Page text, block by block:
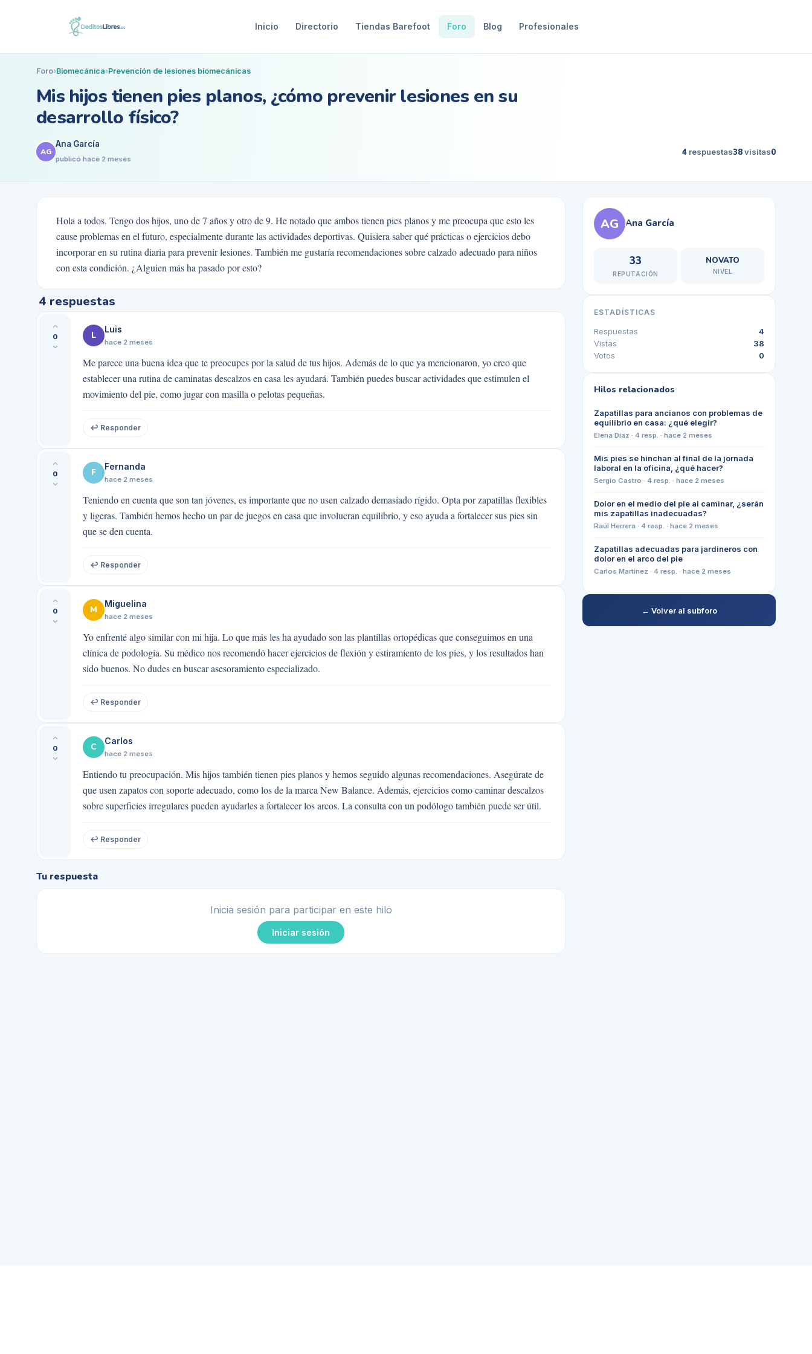
Inicio Directorio Tiendas Barefoot Foro Blog Profesionales
Foro›Biomecánica›Prevención de lesiones biomecánicas
Mis hijos tienen pies planos, ¿cómo prevenir lesiones en su
desarrollo físico?
AG
Ana García
publicó hace 2 meses
4 respuestas38visitas0
Hola a todos. Tengo dos hijos, uno de 7 años y otro de 9. He notado que ambos tienen pies planos y me preocupa que esto les
cause problemas en el futuro, especialmente durante las actividades deportivas. Quisiera saber qué prácticas o ejercicios debo
incorporar en su rutina diaria para prevenir lesiones. También me gustaría recomendaciones sobre calzado adecuado para niños
con esta condición. ¿Alguien más ha pasado por esto?
4 respuestas
0 L
Luis
hace 2 meses
Me parece una buena idea que te preocupes por la salud de tus hijos. Además de lo que ya mencionaron, yo creo que
establecer una rutina de caminatas descalzos en casa les ayudará. También puedes buscar actividades que estimulen el
movimiento del pie, como jugar con masilla o pelotas pequeñas.
↩ Responder
0 F
Fernanda
hace 2 meses
Teniendo en cuenta que son tan jóvenes, es importante que no usen calzado demasiado rígido. Opta por zapatillas flexibles
y ligeras. También hemos hecho un par de juegos en casa que involucran equilibrio, y eso ayuda a fortalecer sus pies sin
que se den cuenta.
↩ Responder
0 M
Miguelina
hace 2 meses
Yo enfrenté algo similar con mi hija. Lo que más les ha ayudado son las plantillas ortopédicas que conseguimos en una
clínica de podología. Su médico nos recomendó hacer ejercicios de flexión y estiramiento de los pies, y los resultados han
sido buenos. No dudes en buscar asesoramiento especializado.
↩ Responder
0 C
Carlos
hace 2 meses
Entiendo tu preocupación. Mis hijos también tienen pies planos y hemos seguido algunas recomendaciones. Asegúrate de
que usen zapatos con soporte adecuado, como los de la marca New Balance. Además, ejercicios como caminar descalzos
sobre superficies irregulares pueden ayudarles a fortalecer los arcos. La consulta con un podólogo también puede ser útil.
↩ Responder
Tu respuesta
Inicia sesión para participar en este hilo
Iniciar sesión
AG Ana García
33
REPUTACIÓN
NOVATO
NIVEL
ESTADÍSTICAS
Respuestas
4
Vistas
38
Votos
0
Hilos relacionados
Zapatillas para ancianos con problemas de
equilibrio en casa: ¿qué elegir?
Elena Díaz · 4 resp. · hace 2 meses
Mis pies se hinchan al final de la jornada
laboral en la oficina, ¿qué hacer?
Sergio Castro · 4 resp. · hace 2 meses
Dolor en el medio del pie al caminar, ¿serán
mis zapatillas inadecuadas?
Raúl Herrera · 4 resp. · hace 2 meses
Zapatillas adecuadas para jardineros con
dolor en el arco del pie
Carlos Martínez · 4 resp. · hace 2 meses
← Volver al subforo